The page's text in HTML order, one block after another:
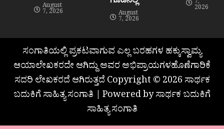
August
7, 2026 August
7, 2026
7,
2026
ಸಂಗಾತಿಯಲ್ಲಿ ಪ್ರಕಟವಾಗುವ ಎಲ್ಲ ಬರಹಗಳ ಹಕ್ಕುಸ್ವಾಮ್ಯ
ಆಯಾಲೇಖಕರದೇ ಆಗಿದ್ದು ಅವರ ಅಭಿಪ್ರಾಯಗಳಹೊಣೆಗಾರಿಕೆ
ಸದರಿ ಲೇಖಕರದೆ ಆಗಿರುತ್ತದೆ Copyright © 2026 ಸಾರ್ಥಕ
ಬದುಕಿಗೆ ಸಾಹಿತ್ಯ ಸಂಗಾತಿ | Powered by ಸಾರ್ಥಕ ಬದುಕಿಗೆ
ಸಾಹಿತ್ಯ ಸಂಗಾತಿ